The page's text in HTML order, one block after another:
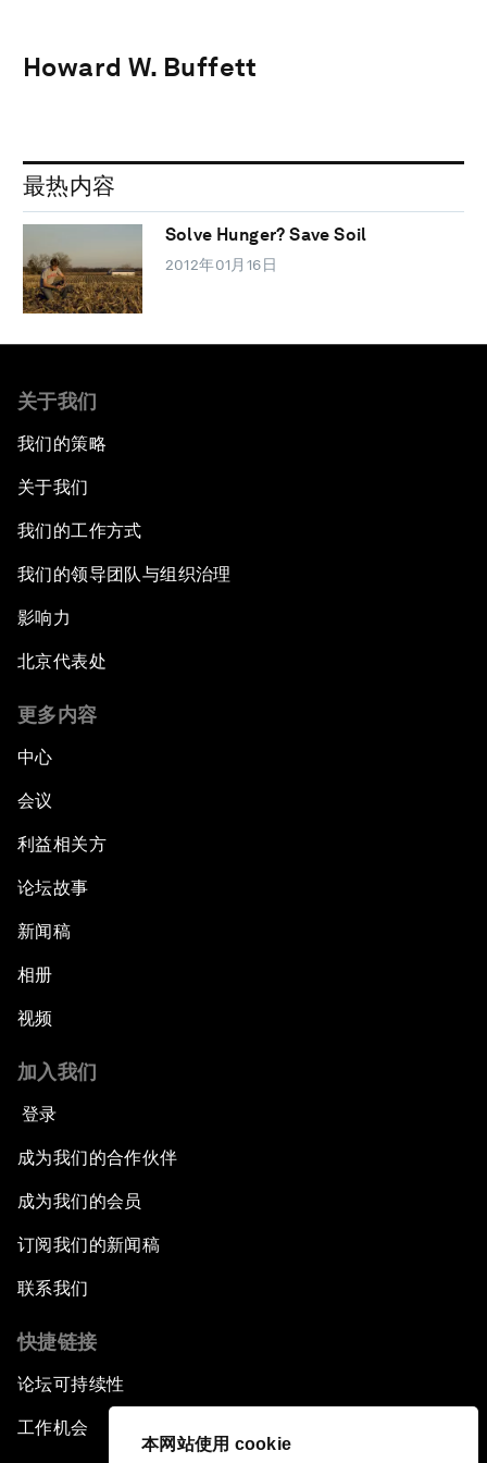
本网站使用 cookie
Howard W. Buffett
最热内容
Solve Hunger? Save Soil
2012年01月16日
关于我们
我们的策略
关于我们
我们的工作方式
我们的领导团队与组织治理
影响力
北京代表处
更多内容
中心
会议
利益相关方
论坛故事
新闻稿
相册
视频
加入我们
登录
成为我们的合作伙伴
成为我们的会员
订阅我们的新闻稿
联系我们
快捷链接
论坛可持续性
工作机会